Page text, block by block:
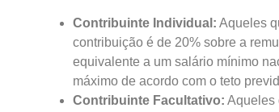
Contribuinte Individual: Aqueles
contribuição é de 20% sobre a
equivalente a um salário mínimo
máximo de acordo com o teto
Contribuinte Facultativo: Aqueles